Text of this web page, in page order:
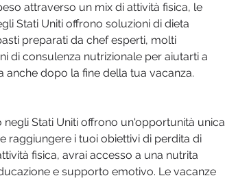
attraverso un mix di attività fisica, le
Stati Uniti offrono soluzioni di dieta
preparati da chef esperti, molti
di consulenza nutrizionale per aiutarti a
anche dopo la fine della tua vacanza.
Stati Uniti offrono un'opportunità unica
raggiungere i tuoi obiettivi di perdita di
fisica, avrai accesso a una nutrita
e supporto emotivo. Le vacanze